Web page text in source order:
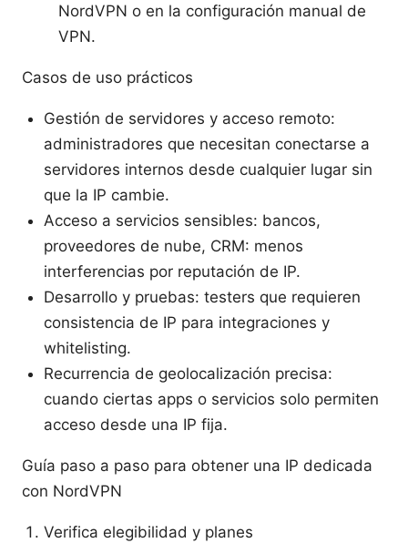
NordVPN o en la configuración manual de
VPN.
Casos de uso prácticos
Gestión de servidores y acceso remoto:
administradores que necesitan conectarse a
servidores internos desde cualquier lugar sin
que la IP cambie.
Acceso a servicios sensibles: bancos,
proveedores de nube, CRM: menos
interferencias por reputación de IP.
Desarrollo y pruebas: testers que requieren
consistencia de IP para integraciones y
whitelisting.
Recurrencia de geolocalización precisa:
cuando ciertas apps o servicios solo permiten
acceso desde una IP fija.
Guía paso a paso para obtener una IP dedicada
con NordVPN
Verifica elegibilidad y planes